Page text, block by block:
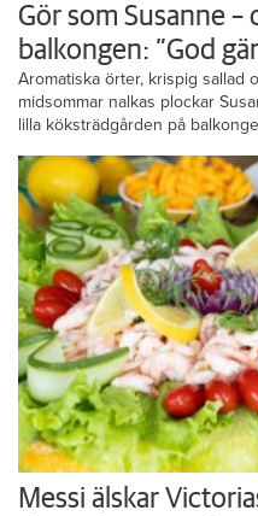
Gör som Susanne
balkongen: ”God
Aromatiska örter, krispig sallad
midsommar nalkas plockar
lilla köksträdgården på
Messi älskar